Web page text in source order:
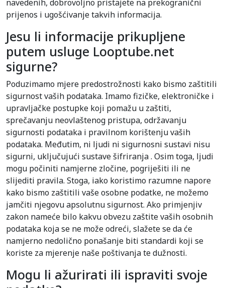
navedenih, dobrovoljno pristajete na prekogranični
prijenos i ugošćivanje takvih informacija.
Jesu li informacije prikupljene
putem usluge Looptube.net
sigurne?
Poduzimamo mjere predostrožnosti kako bismo zaštitili
sigurnost vaših podataka. Imamo fizičke, elektroničke i
upravljačke postupke koji pomažu u zaštiti,
sprečavanju neovlaštenog pristupa, održavanju
sigurnosti podataka i pravilnom korištenju vaših
podataka. Međutim, ni ljudi ni sigurnosni sustavi nisu
sigurni, uključujući sustave šifriranja . Osim toga, ljudi
mogu počiniti namjerne zločine, pogriješiti ili ne
slijediti pravila. Stoga, iako koristimo razumne napore
kako bismo zaštitili vaše osobne podatke, ne možemo
jamčiti njegovu apsolutnu sigurnost. Ako primjenjiv
zakon nameće bilo kakvu obvezu zaštite vaših osobnih
podataka koja se ne može odreći, slažete se da će
namjerno nedolično ponašanje biti standardi koji se
koriste za mjerenje naše poštivanja te dužnosti.
Mogu li ažurirati ili ispraviti svoje